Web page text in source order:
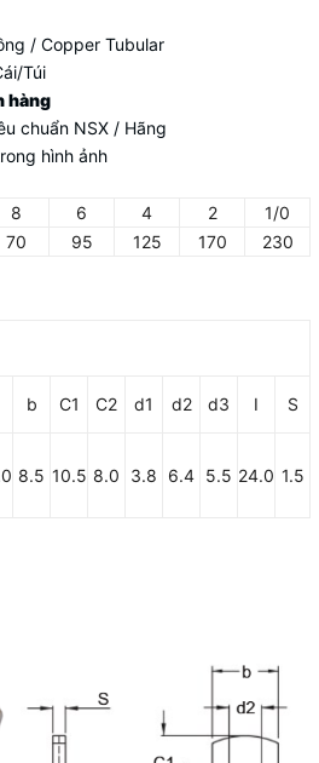
/ Copper Tubular
Túi
hàng
chuẩn NSX / Hãng
hình ảnh
8 6 4 2
1/0
70 95 125 170 230
b C1 C2 d1 d2 d3 I S
8.5 10.5 8.0 3.8 6.4 5.5 24.0 1.5